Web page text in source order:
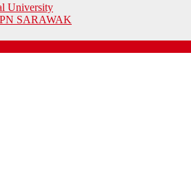
University
SARAWAK